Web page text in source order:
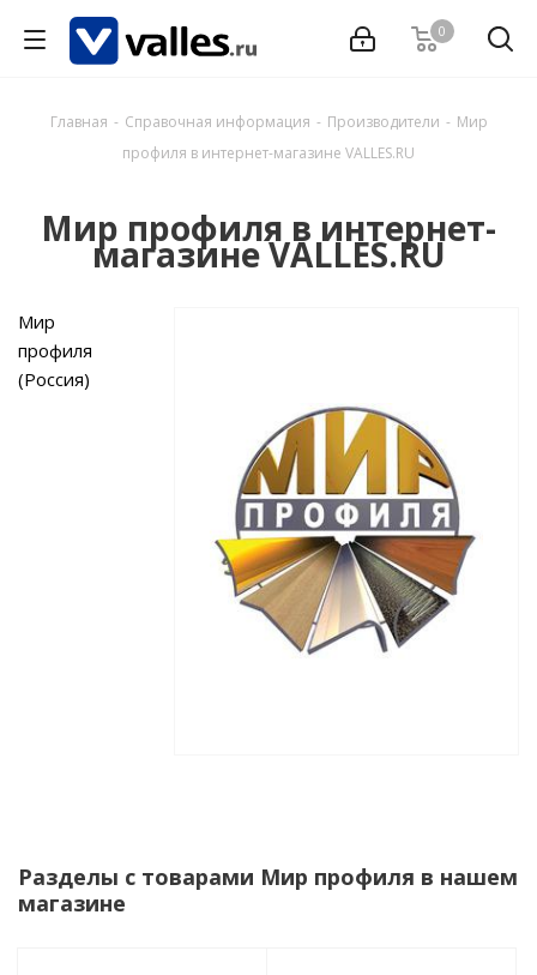
0
Главная - Справочная информация - Производители - Мир
профиля в интернет-магазине VALLES.RU
Мир профиля в интернет-
магазине VALLES.RU
Мир
профиля
(Россия)
Разделы с товарами Мир профиля в нашем
магазине